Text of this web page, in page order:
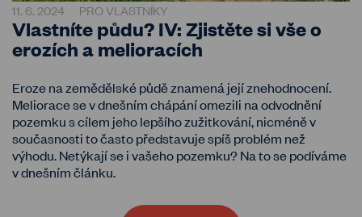
11. 6. 2024 PRO VLASTNÍKY
Vlastníte půdu? IV: Zjistěte si vše o
erozích a melioracích
Eroze na zemědělské půdě znamená její znehodnocení.
Meliorace se v dnešním chápání omezili na odvodnění
pozemku s cílem jeho lepšího zužitkování, nicméně v
současnosti to často představuje spíš problém než
výhodu. Netýkají se i vašeho pozemku? Na to se podíváme
v dnešním článku.